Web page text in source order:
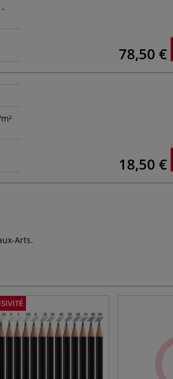
78,50 €
18,50 €
Arts.